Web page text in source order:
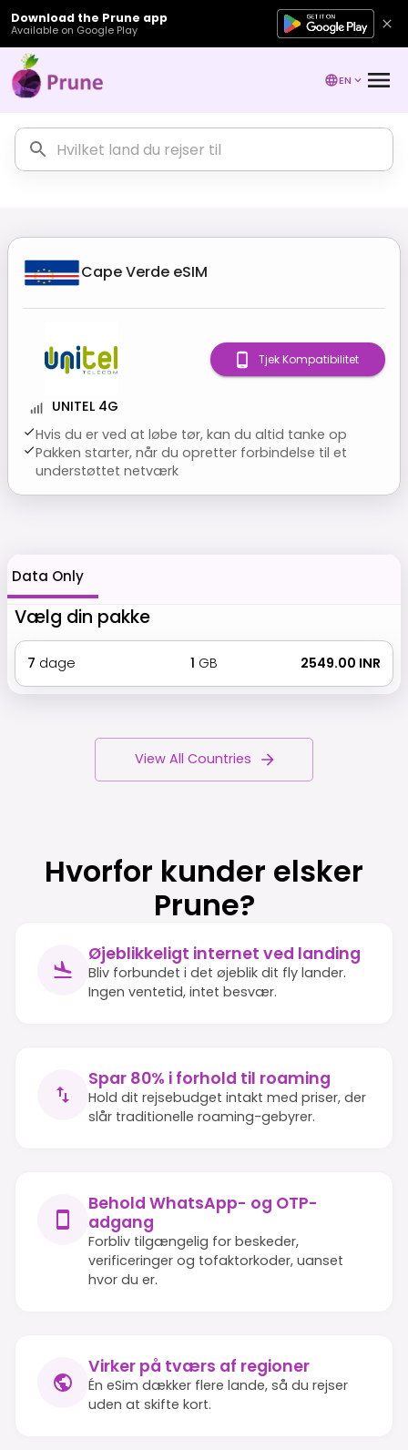
Download the Prune app
Available on Google Play
EN
Cape Verde eSIM
UNITEL 4G
Hvis du er ved at løbe tør, kan du altid tanke op
Pakken starter, når du opretter forbindelse til et
understøttet netværk
Tjek Kompatibilitet
Data Only
Vælg din pakke
7 dage 1 GB ₹ 2549.00 INR
View All Countries
Hvorfor kunder elsker
Prune?
Øjeblikkeligt internet ved landing
Bliv forbundet i det øjeblik dit fly lander.
Ingen ventetid, intet besvær.
Spar 80% i forhold til roaming
Hold dit rejsebudget intakt med priser, der
slår traditionelle roaming-gebyrer.
Behold WhatsApp- og OTP-
adgang
Forbliv tilgængelig for beskeder,
verificeringer og tofaktorkoder, uanset
hvor du er.
Virker på tværs af regioner
Én eSim dækker flere lande, så du rejser
uden at skifte kort.